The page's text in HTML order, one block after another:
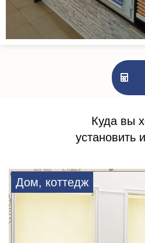
Куда вы
установить
Дом, коттедж